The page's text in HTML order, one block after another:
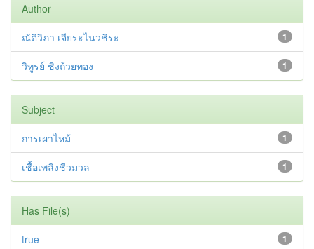
Author
1
ณัติวิภา เจียระไนวชิระ
1
วิทูรย์ ชิงถ้วยทอง
Subject
1
การเผาไหม้
1
เชื้อเพลิงชีวมวล
Has File(s)
1
true